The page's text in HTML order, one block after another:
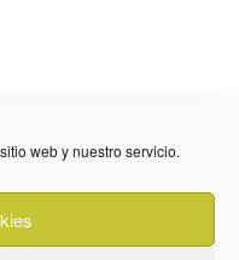
web y nuestro servicio.
Fuente Palmera
Cookies